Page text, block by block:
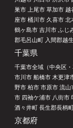
巣市 上尾市 草加市
座市 桶川市 久喜市
鶴ヶ島市 吉川市 ふじ
郡毛呂山町 入間郡越
千葉県
千葉市全域（中央区
市川市 船橋市 木更津
野市 柏市 市原市 流
市 四袖ケ浦市 八街市
酒々井町 長生郡長柄
京都府